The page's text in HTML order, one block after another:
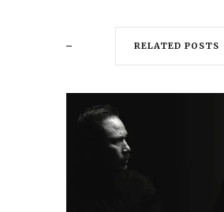
RELATED POSTS